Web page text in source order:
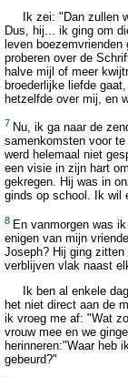
Ik zei: "Dan zullen
Dus, hij... ik ging om
leven
proberen over de
halve mijl of meer
broederlijke liefde
hetzelfde over mij, en
7 Nu, ik ga naar de
samenkomsten voor
werd helemaal niet
een visie in zijn hart
gekregen. Hij was in
ginds op school. Ik wil
8 En vanmorgen was
enigen van mijn
Joseph? Hij ging
verblijven vlak naast
Ik ben al enkele
het niet direct aan de
ik vroeg me af: "Wat
vrouw mee en we
herinneren:"Waar heb
gebeurd?"